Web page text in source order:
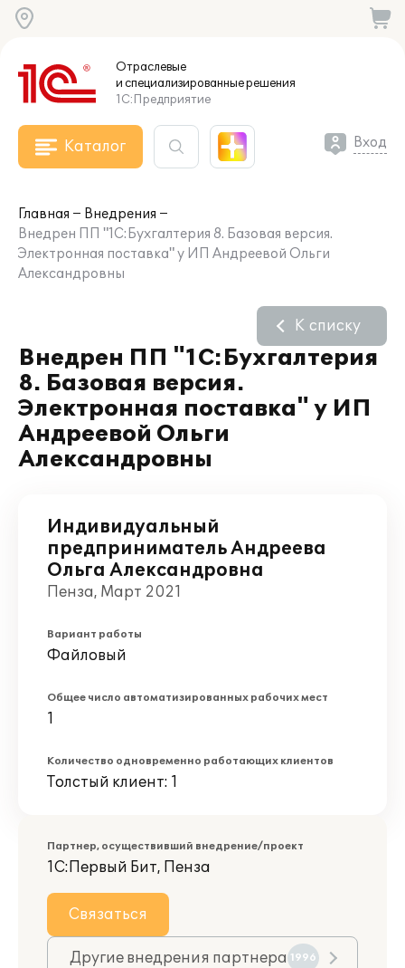
Отраслевые
и специализированныерешения
1С:Предприятие
Каталог Вход
Главная
Внедрения
Внедрен ПП "1С:Бухгалтерия 8. Базовая версия.
Электронная поставка" у ИП Андреевой Ольги
Александровны
Внедрен ПП "1С:Бухгалтерия
8. Базовая версия.
Электронная поставка" у ИП
Андреевой Ольги
Александровны
К списку
Индивидуальный
предприниматель Андреева
Ольга Александровна
Пенза, Март 2021
Вариант работы
Файловый
Общее число автоматизированных рабочих мест
1
Количество одновременно работающих клиентов
Толстый клиент: 1
Партнер, осуществивший внедрение/проект
1С:Первый Бит, Пенза
Связаться
Другие внедрения партнера 1996